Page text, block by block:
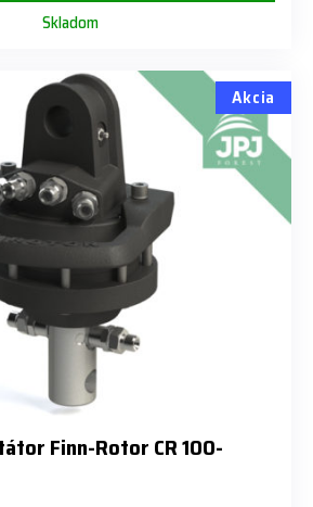
Skladom
Akcia
Finn-Rotor CR 100-